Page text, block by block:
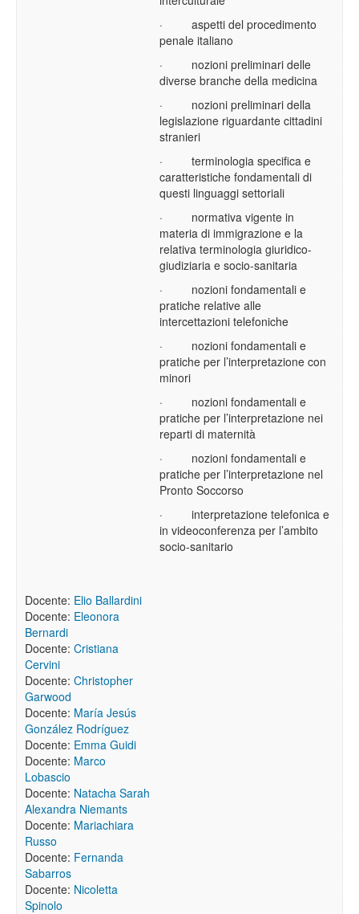
·aspetti del procedimento
penale italiano
· nozioni preliminari delle
diverse branche della medicina
· nozioni preliminari della
legislazione riguardante cittadini
stranieri
·terminologia specifica e
caratteristiche fondamentali di
questi linguaggi settoriali
· normativa vigente in
materia di immigrazione e la
relativa terminologia giuridico-
giudiziaria e socio-sanitaria
· nozioni fondamentali e
pratiche relative alle
intercettazioni telefoniche
· nozioni fondamentali e
pratiche per l’interpretazione con
minori
· nozioni fondamentali e
praticheper l’interpretazione nei
reparti di maternità
· nozioni fondamentali e
praticheper l’interpretazione nel
Pronto Soccorso
·interpretazione telefonica e
in videoconferenza per l’ambito
socio-sanitario
Docente: Elio Ballardini
Docente: Eleonora
Bernardi
Docente: Cristiana
Cervini
Docente: Christopher
Garwood
Docente: María Jesús
González Rodríguez
Docente: Emma Guidi
Docente: Marco
Lobascio
Docente: Natacha Sarah
Alexandra Niemants
Docente: Mariachiara
Russo
Docente: Fernanda
Sabarros
Docente: Nicoletta
Spinolo